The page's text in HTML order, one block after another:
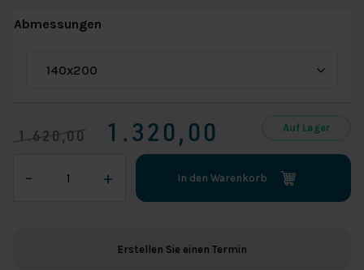
Abmessungen
1.620,00 1.320,00 Auf Lager
–
Boxspringbett
+ In den Warenkorb
Erstellen Sie einen Termin